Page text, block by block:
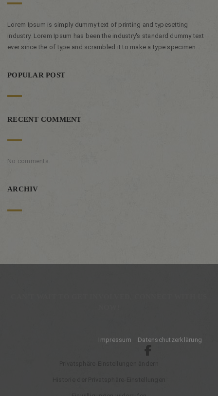
Lorem Ipsum is simply dummy text of printing and typesetting
industry. Lorem Ipsum has been the industry's standard dummy text
ever since the of type and scrambled it to make a type specimen.
POPULAR POST
RECENT COMMENT
No comments.
ARCHIV
Impressum Datenschutzerklärung